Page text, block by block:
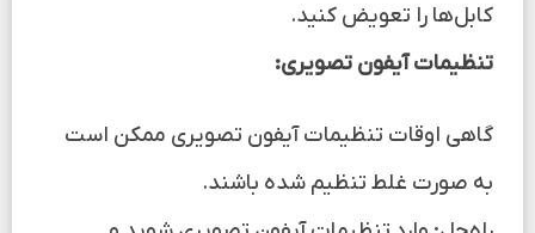
کابل‌ها را تعویض کنید.
تنظیمات آیفون تصویری:
گاهی اوقات تنظیمات آیفون تصویری ممکن است
به صورت غلط تنظیم شده باشند.